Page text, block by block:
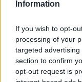
Information
If you wish to opt-
processing of your
targeted
section to confirm
opt-out request is
a 12,85 kilómetros
Coves de Vinromà
kilómetros
Catía 14,14
Albocàssera